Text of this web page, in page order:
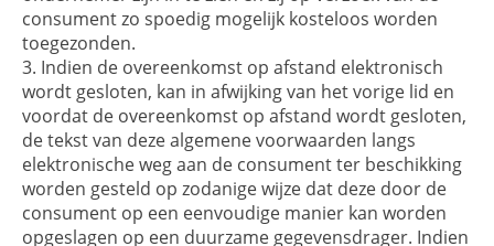
consument zo spoedig mogelijk kosteloos worden
toegezonden.
Indien de overeenkomst op afstand elektronisch
wordt gesloten, kan in afwijking van het vorige lid en
voordat de overeenkomst op afstand wordt gesloten,
de tekst van deze algemene voorwaarden langs
elektronische weg aan de consument ter beschikking
worden gesteld op zodanige wijze dat deze door de
consument op een eenvoudige manier kan worden
opgeslagen op een duurzame gegevensdrager. Indien